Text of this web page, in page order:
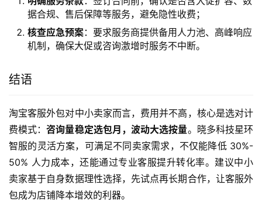
据合规、售后保障等服务，避免隐性收费；
核查应急预案：要求服务商提供备用人力池、高峰响应
机制，确保大促或咨询激增时服务不中断。
结语
淘宝客服外包对中小卖家而言，费用并不高，核心是选对计
费模式：咨询量稳定选包月，波动大选按量。晓多科技星环
智服的灵活方案，可满足不同卖家需求，不仅能降低 30%-
50% 人力成本，还能通过专业客服提升转化率。建议中小
卖家基于自身数据理性选择，先试点再长期合作，让客服外
包成为店铺降本增效的利器。